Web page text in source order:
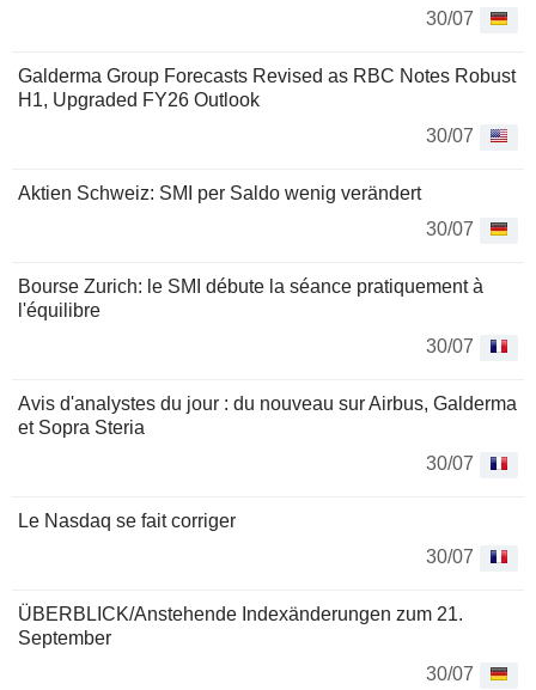
30/07
Galderma Group Forecasts Revised as RBC Notes Robust
H1, Upgraded FY26 Outlook
30/07
Aktien Schweiz: SMI per Saldo wenig verändert
30/07
Bourse Zurich: le SMI débute la séance pratiquement à
l'équilibre
30/07
Avis d'analystes du jour : du nouveau sur Airbus, Galderma
et Sopra Steria
30/07
Le Nasdaq se fait corriger
30/07
ÜBERBLICK/Anstehende Indexänderungen zum 21.
September
30/07